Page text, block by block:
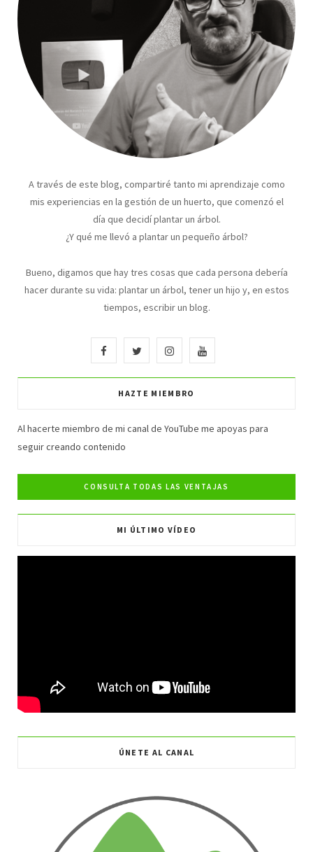
A través de este blog, compartiré tanto mi aprendizaje como
mis experiencias en la gestión de un huerto, que comenzó el
día que decidí plantar un árbol.
¿Y qué me llevó a plantar un pequeño árbol?
Bueno, digamos que hay tres cosas que cada persona debería
hacer durante su vida: plantar un árbol, tener un hijo y, en estos
tiempos, escribir un blog.
a
e
b
T
w
t
I
n
t
a
m
Y
o
T
HAZTE MIEMBRO
Al hacerte miembro de mi canal de YouTube me apoyas para
seguir creando contenido
MI ÚLTIMO VÍDEO
ÚNETE AL CANAL